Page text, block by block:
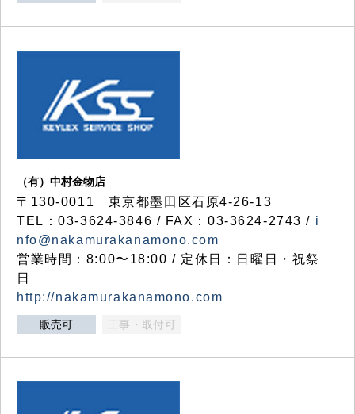
（有）中村金物店
〒130-0011 東京都墨田区石原4-26-13
TEL：03-3624-3846 / FAX：03-3624-2743 / i
nfo@nakamurakanamono.com
営業時間：8:00〜18:00 / 定休日：日曜日・祝祭
日
http://nakamurakanamono.com
販売可 工事・取付可